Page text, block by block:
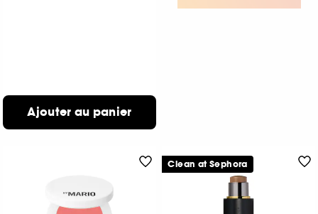
Ajouter au panier
Clean at Sephora